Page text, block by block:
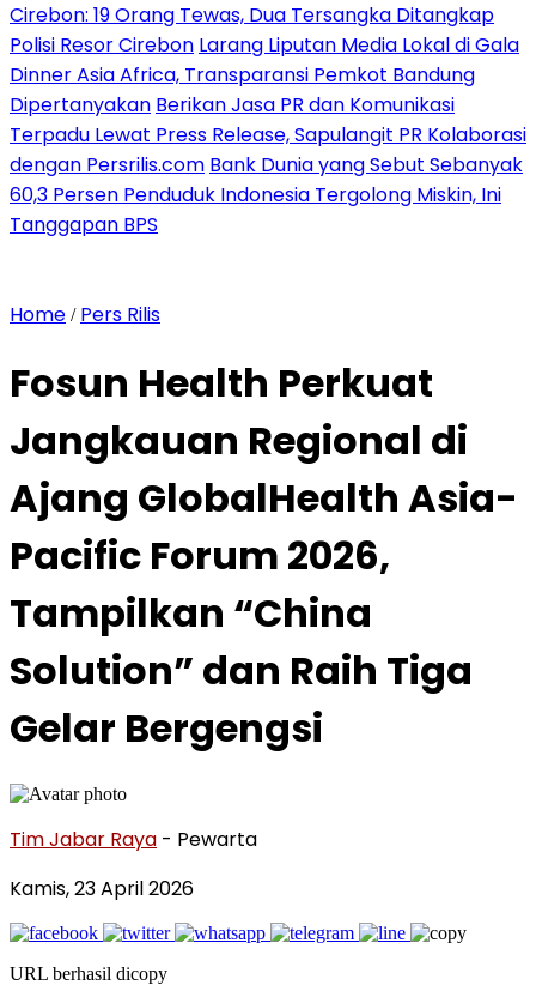
Cirebon: 19 Orang Tewas, Dua Tersangka Ditangkap
Polisi Resor Cirebon Larang Liputan Media Lokal di Gala
Dinner Asia Africa, Transparansi Pemkot Bandung
Dipertanyakan Berikan Jasa PR dan Komunikasi
Terpadu Lewat Press Release, Sapulangit PR Kolaborasi
dengan Persrilis.com Bank Dunia yang Sebut Sebanyak
60,3 Persen Penduduk Indonesia Tergolong Miskin, Ini
Tanggapan BPS
Home / Pers Rilis
Fosun Health Perkuat
Jangkauan Regional di
Ajang GlobalHealth Asia-
Pacific Forum 2026,
Tampilkan “China
Solution” dan Raih Tiga
Gelar Bergengsi
Tim Jabar Raya - Pewarta
Kamis, 23 April 2026
URL berhasil dicopy